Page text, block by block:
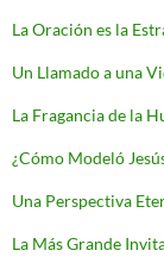
La Oración es la
Un Llamado a una
La Fragancia de la
¿Cómo Modeló
Una Perspectiva
La Más Grande